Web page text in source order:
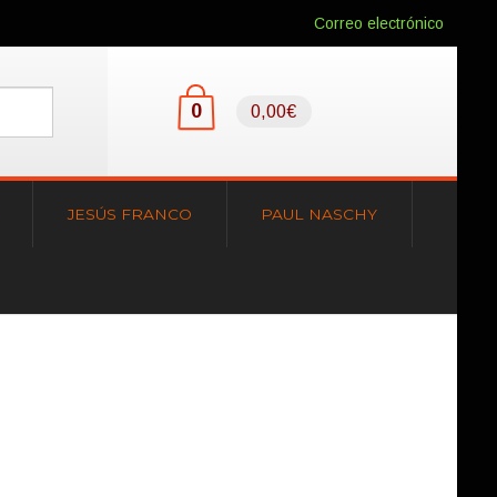
Correo electrónico
0 0,00€
JESÚS FRANCO PAUL NASCHY